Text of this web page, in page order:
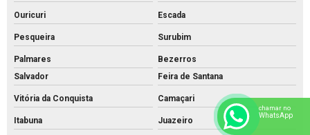
Ouricuri Escada
Pesqueira Surubim
Palmares
Bezerros
Salvador
Feira de Santana
Vitória da Conquista Camaçari
Itabuna Juazeiro
chamar no
WhatsApp